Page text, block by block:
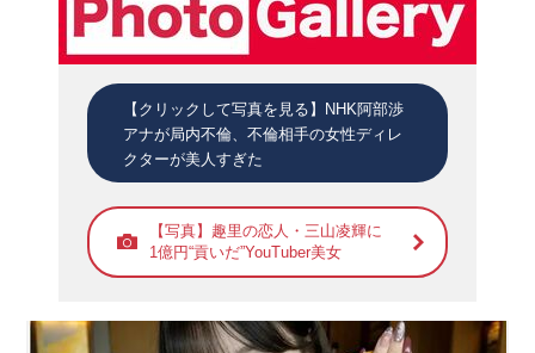
【クリックして写真を見る】NHK阿部渉
アナが局内不倫、不倫相手の女性ディレ
クターが美人すぎた
【写真】趣里の恋人・三山凌輝に
1億円“貢いだ”YouTuber美女